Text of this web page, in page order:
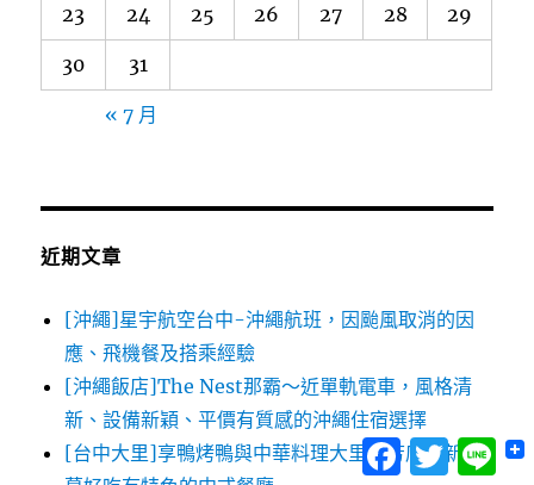
23 24 25 26 27 28 29
30 31
« 7 月
近期文章
[沖繩]星宇航空台中-沖繩航班，因颱風取消的因
應、飛機餐及搭乘經驗
[沖繩飯店]The Nest那霸～近單軌電車，風格清
新、設備新穎、平價有質感的沖繩住宿選擇
[台中大里]享鴨烤鴨與中華料理大里德芳店～新開
Facebook
Twitter